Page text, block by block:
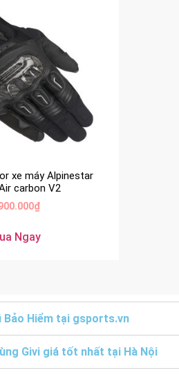
xe máy Alpinestar
carbon V2
₫
Ngay
Bảo Hiểm tại gsports.vn
Givi giá tốt nhất tại Hà Nội